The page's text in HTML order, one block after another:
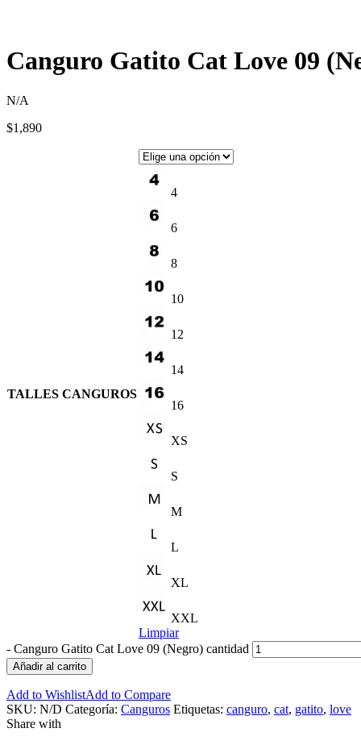
Canguro Gatito Cat Love 09
N/A
$1,890
TALLES CANGUROS
4
6
8
10
12
14
16
XS
S
M
L
XL
XXL
Limpiar
- Canguro Gatito Cat Love 09 (Negro) cantidad
Añadir al carrito
Add to WishlistAdd to Compare
SKU: N/D Categoría: Canguros Etiquetas: canguro, cat, gatito, love
Share with